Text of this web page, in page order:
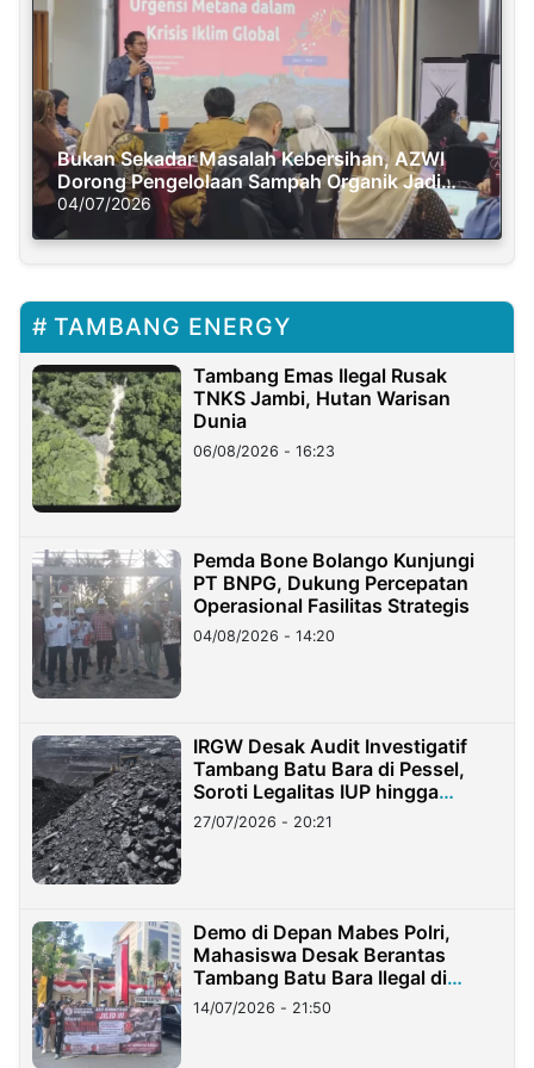
Bukan Sekadar Masalah Kebersihan, AZWI
Dorong Pengelolaan Sampah Organik Jadi
Solusi Krisis Iklim
04/07/2026
TAMBANG ENERGY
Tambang Emas Ilegal Rusak
TNKS Jambi, Hutan Warisan
Dunia
06/08/2026 - 16:23
Pemda Bone Bolango Kunjungi
PT BNPG, Dukung Percepatan
Operasional Fasilitas Strategis
04/08/2026 - 14:20
IRGW Desak Audit Investigatif
Tambang Batu Bara di Pessel,
Soroti Legalitas IUP hingga
Stockpile
27/07/2026 - 20:21
Demo di Depan Mabes Polri,
Mahasiswa Desak Berantas
Tambang Batu Bara Ilegal di
Lampung
14/07/2026 - 21:50